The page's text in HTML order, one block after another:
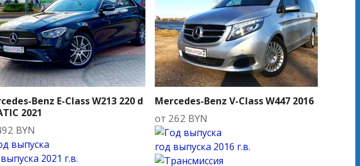
Benz E-Class W213 220 d
2021
BYN
2021 г.в.
Mercedes-Benz V-Class W447 2016
от 262 BYN
год выпуска 2016 г.в.